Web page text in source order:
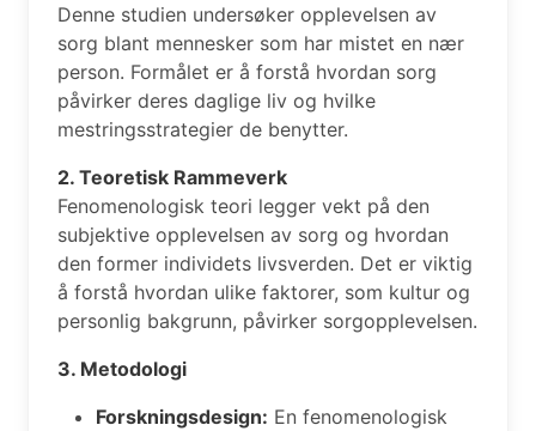
Denne studien undersøker opplevelsen av
sorg blant mennesker som har mistet en nær
person. Formålet er å forstå hvordan sorg
påvirker deres daglige liv og hvilke
mestringsstrategier de benytter.
2. Teoretisk Rammeverk
Fenomenologisk teori legger vekt på den
subjektive opplevelsen av sorg og hvordan
den former individets livsverden. Det er viktig
å forstå hvordan ulike faktorer, som kultur og
personlig bakgrunn, påvirker sorgopplevelsen.
3. Metodologi
Forskningsdesign: En fenomenologisk